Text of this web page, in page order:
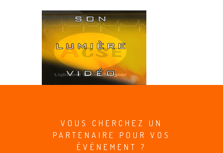
VOUS CHERCHEZ UN
PARTENAIRE POUR VOS
ÉVÉNEMENT ?